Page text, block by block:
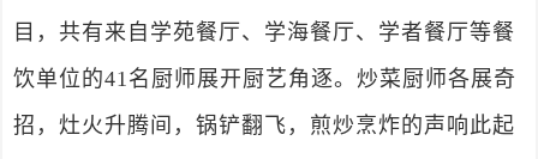
目，共有来自学苑餐厅、学海餐厅、学者餐厅等餐
饮单位的41名厨师展开厨艺角逐。炒菜厨师各展奇
招，灶火升腾间，锅铲翻飞，煎炒烹炸的声响此起